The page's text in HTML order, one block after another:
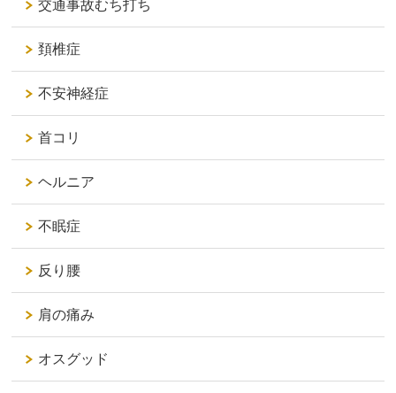
交通事故むち打ち
頚椎症
不安神経症
首コリ
ヘルニア
不眠症
反り腰
肩の痛み
オスグッド